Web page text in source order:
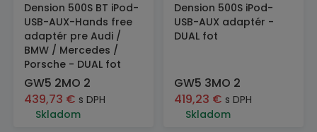
Dension 500S BT iPod-
USB-AUX-Hands free
adaptér pre Audi /
BMW / Mercedes /
Porsche - DUAL fot
GW5 2MO 2
439,73 € s DPH
Skladom
Dension 500S iPod-
USB-AUX adaptér -
DUAL fot
GW5 3MO 2
419,23 € s DPH
Skladom